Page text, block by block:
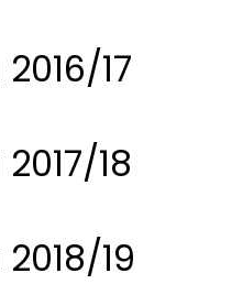
2016/17
2017/18
2018/19